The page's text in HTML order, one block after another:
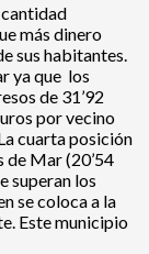
más dinero
sus habitantes.
ya que los
de 31’92
por vecino
cuarta posición
de Mar (20’54
superan los
se coloca a la
Este municipio